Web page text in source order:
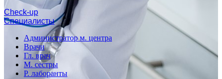
Cheсk-up
Специалисты
Администратор м. центра
Врачи
Гл. врач
М. сестры
Р. лаборанты